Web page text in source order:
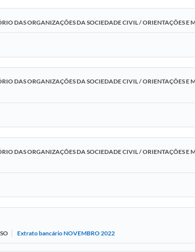
DAS ORGANIZAÇÕES DA SOCIEDADE CIVIL / ORIENTAÇÕES E
DAS ORGANIZAÇÕES DA SOCIEDADE CIVIL / ORIENTAÇÕES E
DAS ORGANIZAÇÕES DA SOCIEDADE CIVIL / ORIENTAÇÕES E
Extrato bancário NOVEMBRO 2022